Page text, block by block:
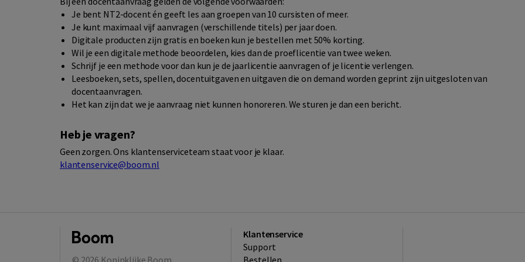
Je bent NT2-docent én geeft les aan groepen van 10 cursisten of meer.
Je kunt maximaal vijf aanvragen (verschillende titels) per jaar doen.
Digitale producten zijn gratis en boeken kun je bestellen met 50% korting.
Wil je een digitale methode beoordelen, kies dan de proeflicentie van twee weken.
Schrijf je een methode voor dan kun je de jaarlicentie aanvragen of je licentie verlengen.
Leesboeken, sets, spellen, docentuitgaven en uitgaven die on demand worden geprint zijn uitgesloten van
docentaanvragen.
Het kan zijn dat we je aanvraag niet kunnen honoreren. We sturen je dan een bericht.
Heb je vragen?
Geen zorgen. Ons klantenserviceteam staat voor je klaar.
klantenservice@boom.nl
© 2026 Koninklijke Boom
Klantenservice
Support
Bestellen